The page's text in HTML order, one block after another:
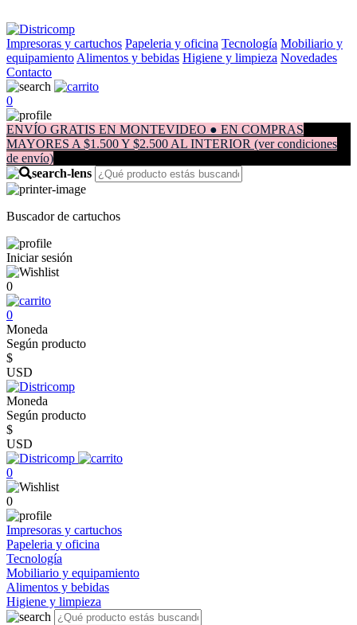
Impresoras y cartuchos Papeleria y oficina Tecnología Mobiliario y
equipamiento Alimentos y bebidas Higiene y limpieza Novedades
Contacto
0
ENVÍO GRATIS EN MONTEVIDEO ● EN COMPRAS
MAYORES A $1.500 Y $2.500 AL INTERIOR (ver condiciones
de envío)
Buscador de cartuchos
Iniciar sesión
0
0
Moneda
Según producto
$
USD
Moneda
Según producto
$
USD
0
0
Impresoras y cartuchos
Papeleria y oficina
Tecnología
Mobiliario y equipamiento
Alimentos y bebidas
Higiene y limpieza